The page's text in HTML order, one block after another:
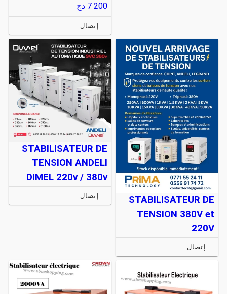
7 200 دج
إتصال
STABILISATEUR DE
TENSION 380V et
220V
إتصال
STABILISATEUR DE
TENSION ANDELI
DIMEL 220v / 380v
إتصال